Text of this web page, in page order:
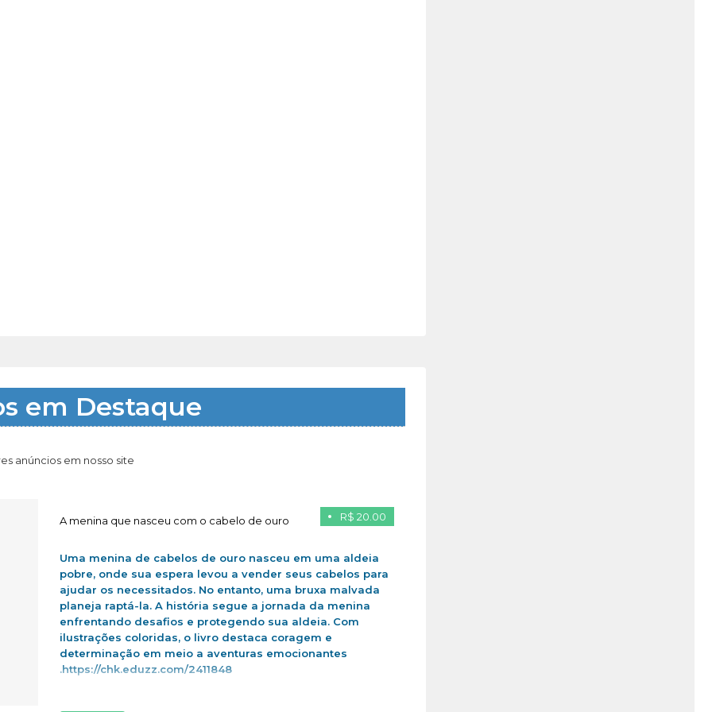
em Destaque
anúncios em nosso site
R$ 20.00
A menina que nasceu com o cabelo de ouro
Uma menina de cabelos de ouro nasceu em uma aldeia
pobre, onde sua espera levou a vender seus cabelos para
ajudar os necessitados. No entanto, uma bruxa malvada
planeja raptá-la. A história segue a jornada da menina
enfrentando desafios e protegendo sua aldeia. Com
ilustrações coloridas, o livro destaca coragem e
determinação em meio a aventuras emocionantes
.https://chk.eduzz.com/2411848